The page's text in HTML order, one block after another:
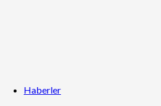
Haberler